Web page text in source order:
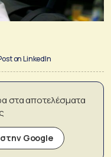
on LinkedIn
στα αποτελέσματα
Google